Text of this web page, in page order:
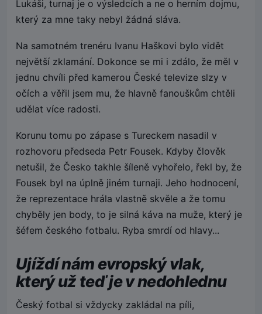
Lukáši, turnaj je o výsledcích a ne o herním dojmu,
který za mne taky nebyl žádná sláva.
Na samotném trenéru Ivanu Haškovi bylo vidět
největší zklamání. Dokonce se mi i zdálo, že měl v
jednu chvíli před kamerou České televize slzy v
očích a věřil jsem mu, že hlavně fanouškům chtěli
udělat více radosti.
Korunu tomu po zápase s Tureckem nasadil v
rozhovoru předseda Petr Fousek. Kdyby člověk
netušil, že Česko takhle šíleně vyhořelo, řekl by, že
Fousek byl na úplně jiném turnaji. Jeho hodnocení,
že reprezentace hrála vlastně skvěle a že tomu
chyběly jen body, to je silná káva na muže, který je
šéfem českého fotbalu. Ryba smrdí od hlavy...
Ujíždí nám evropský vlak,
který už teď je v nedohlednu
Český fotbal si vždycky zakládal na píli,